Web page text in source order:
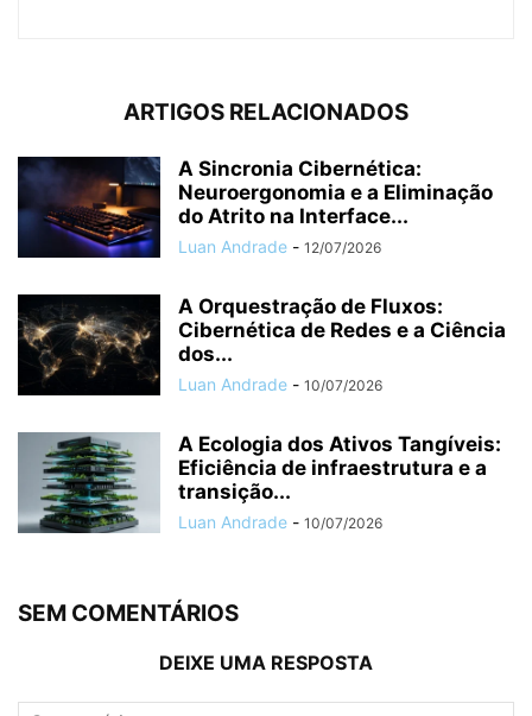
ARTIGOS RELACIONADOS
A Sincronia Cibernética:
Neuroergonomia e a Eliminação
do Atrito na Interface...
Luan Andrade - 12/07/2026
A Orquestração de Fluxos:
Cibernética de Redes e a Ciência
dos...
Luan Andrade - 10/07/2026
A Ecologia dos Ativos Tangíveis:
Eficiência de infraestrutura e a
transição...
Luan Andrade - 10/07/2026
SEM COMENTÁRIOS
DEIXE UMA RESPOSTA